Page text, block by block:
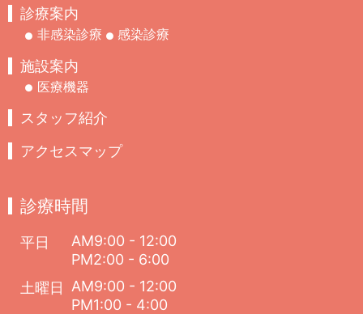
診療案内
非感染診療 感染診療
施設案内
医療機器
スタッフ紹介
アクセスマップ
診療時間
平日
AM9:00 - 12:00
PM2:00 - 6:00
土曜日
AM9:00 - 12:00
PM1:00 - 4:00